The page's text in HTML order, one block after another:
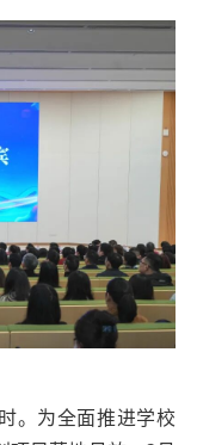
。为全面推进学校